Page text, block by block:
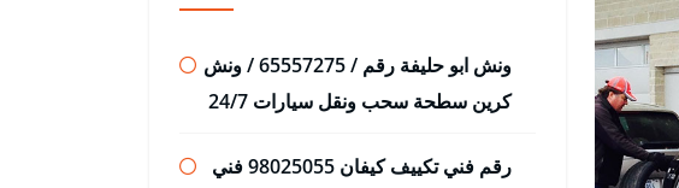
ونش ابو حليفة رقم / 65557275 / ونش
كرين سطحة سحب ونقل سيارات 24/7
رقم فني تكييف كيفان 98025055 فني